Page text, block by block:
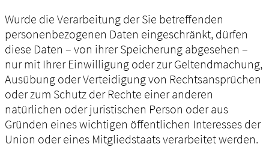
Wurde die Verarbeitung der Sie betreffenden
personenbezogenen Daten eingeschränkt, dürfen
diese Daten – von ihrer Speicherung abgesehen –
nur mit Ihrer Einwilligung oder zur Geltendmachung,
Ausübung oder Verteidigung von Rechtsansprüchen
oder zum Schutz der Rechte einer anderen
natürlichen oder juristischen Person oder aus
Gründen eines wichtigen öffentlichen Interesses der
Union oder eines Mitgliedstaats verarbeitet werden.